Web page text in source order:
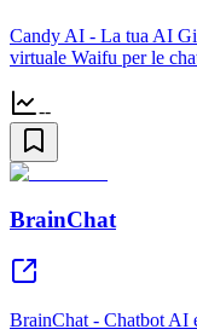
Candy AI - La tua AI
virtuale Waifu per le
--
BrainChat
BrainChat - Chatbot AI